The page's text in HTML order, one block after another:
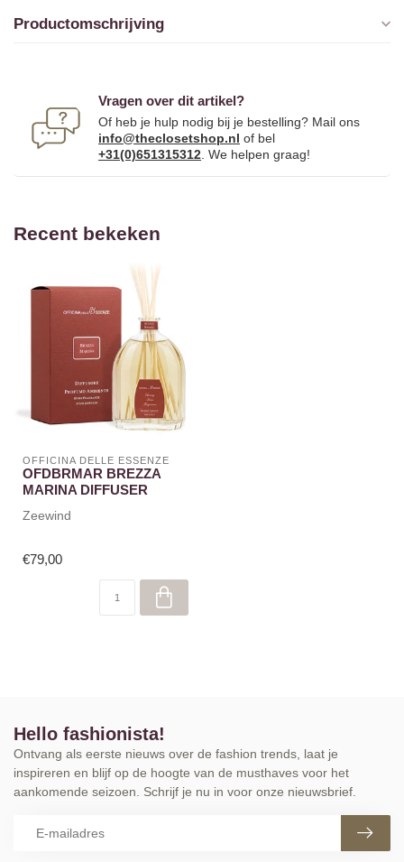
Productomschrijving
Vragen over dit artikel?
Of heb je hulp nodig bij je bestelling? Mail ons
info@theclosetshop.nl of bel
+31(0)651315312 . We helpen graag!
Recent bekeken
OFFICINA DELLE ESSENZE
OFDBRMAR BREZZA
MARINA DIFFUSER
Zeewind
€79,00
Hello fashionista!
Ontvang als eerste nieuws over de fashion trends, laat je
inspireren en blijf op de hoogte van de musthaves voor het
aankomende seizoen. Schrijf je nu in voor onze nieuwsbrief.